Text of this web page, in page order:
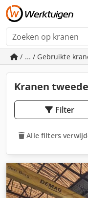
/ ... / Gebruikte
Kranen
Filter
Alle filters